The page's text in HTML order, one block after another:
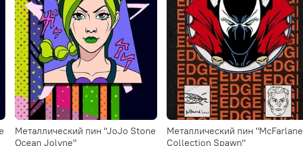
Металлический пин "JoJo Stone
Ocean Jolyne"
Металлический пин "McFarlane
Collection Spawn"